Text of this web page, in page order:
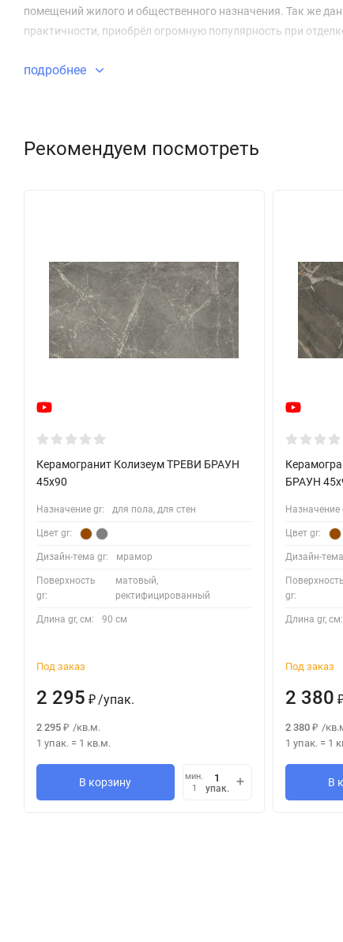
помещений жилого и общественного назначения. Так же
практичности, приобрёл огромную популярность при
подробнее
Рекомендуем посмотреть
Керамогранит Колизеум ТРЕВИ БРАУН
45x90
Назначение gr: для пола, для стен
Цвет gr:
Дизайн-тема gr: мрамор
Поверхность
gr:
матовый,
ректифицированный
Длина gr, см: 90 см
Под заказ
2 295 ₽ /упак.
2 295 ₽ /кв.м.
1 упак. = 1 кв.м.
В корзину
мин.
1
упак.
БРАУН
Назначение
Цвет gr:
Дизайн-
Поверхность
gr:
Длина gr, см:
Под заказ
2 380
2 380 ₽ /
1 упак.= 1
В